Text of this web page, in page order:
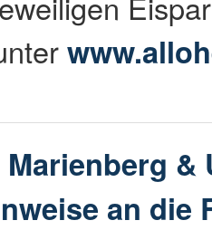
Marienberg &
an die